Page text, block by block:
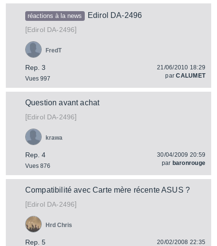
réactions à la news
Edirol DA-2496
[Edirol DA-2496]
Rep. 3
Vues 997
FredT
21/06/2010 18:29
parCALUMET
Question avant achat
[Edirol DA-2496]
Rep. 4
Vues 876
krawa
30/04/2009 20:59
par baronrouge
Compatibilité avec Carte mère récente ASUS ?
[Edirol DA-2496]
Rep. 5
Hrd Chris
20/02/2008 22:35